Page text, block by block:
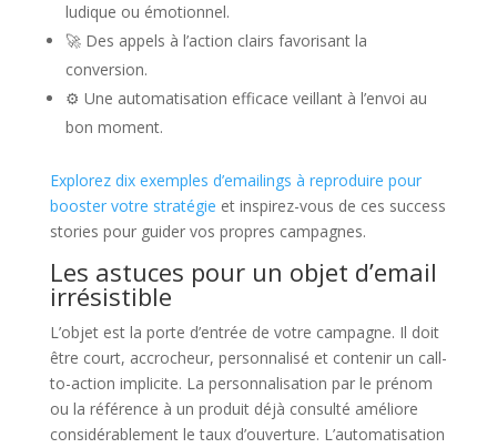
ludique ou émotionnel.
🚀 Des appels à l’action clairs favorisant la
conversion.
⚙️ Une automatisation efficace veillant à l’envoi au
bon moment.
Explorez dix exemples d’emailings à reproduire pour
booster votre stratégie et inspirez-vous de ces success
stories pour guider vos propres campagnes.
Les astuces pour un objet d’email
irrésistible
L’objet est la porte d’entrée de votre campagne. Il doit
être court, accrocheur, personnalisé et contenir un call-
to-action implicite. La personnalisation par le prénom
ou la référence à un produit déjà consulté améliore
considérablement le taux d’ouverture. L’automatisation